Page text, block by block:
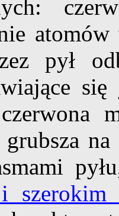
pył
się
i